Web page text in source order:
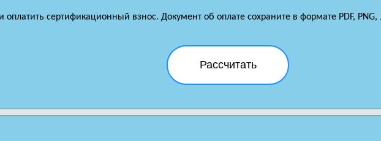
оплатить сертификационный взнос. Документ об оплате сохраните в формате PDF, PNG,
Рассчитать